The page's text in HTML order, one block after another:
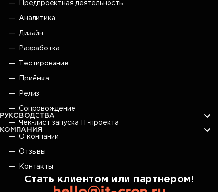
Предпроектная деятельность
Аналитика
Дизайн
Разработка
Тестирование
Приёмка
Релиз
Сопровождение
РУКОВОДСТВА
Чек-лист запуска IT-проекта
КОМПАНИЯ
О компании
Отзывы
Контакты
Стать клиентом или партнером!